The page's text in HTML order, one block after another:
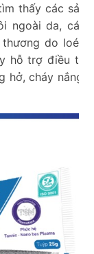
thấy các sản
ngoài da, các
do loét,
hỗ trợ điều trị
cháy nắng,